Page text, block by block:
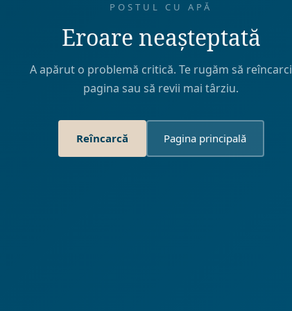
POSTUL CU APĂ
Eroare neașteptată
A apărut o problemă critică. Te rugăm să reîncarci
pagina sau să revii mai târziu.
Reîncarcă Pagina principală